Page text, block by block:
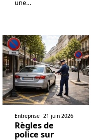
une…
Entreprise 21 juin 2026
Règles de
police sur